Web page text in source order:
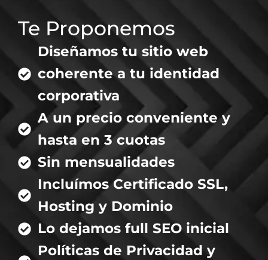
Te Proponemos
Diseñamos tu sitio web
coherente a tu identidad
corporativa
A un precio conveniente y
hasta en 3 cuotas
Sin mensualidades
Incluímos Certificado SSL,
Hosting y Dominio
Lo dejamos full SEO inicial
Políticas de Privacidad y